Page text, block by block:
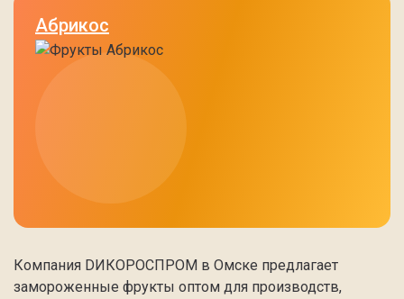
Абрикос
Компания DИКОРОСПРОМ в Омске предлагает
замороженные фрукты оптом для производств,